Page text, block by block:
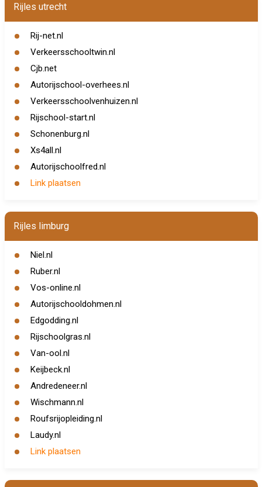
Rijles utrecht
Rij-net.nl
Verkeersschooltwin.nl
Cjb.net
Autorijschool-overhees.nl
Verkeersschoolvenhuizen.nl
Rijschool-start.nl
Schonenburg.nl
Xs4all.nl
Autorijschoolfred.nl
Link plaatsen
Rijles limburg
Niel.nl
Ruber.nl
Vos-online.nl
Autorijschooldohmen.nl
Edgodding.nl
Rijschoolgras.nl
Van-ool.nl
Keijbeck.nl
Andredeneer.nl
Wischmann.nl
Roufsrijopleiding.nl
Laudy.nl
Link plaatsen